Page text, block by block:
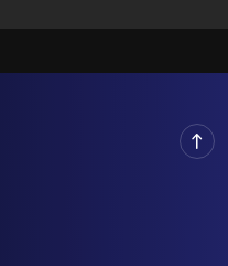
participation,
as free play, dining
One remarkablenorth